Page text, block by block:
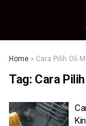
Home » Cara Pilih Oli
Tag: Cara